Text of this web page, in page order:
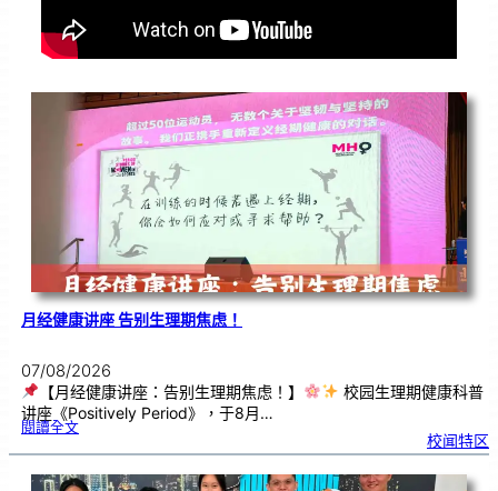
月经健康讲座 告别生理期焦虑！
07/08/2026
【月经健康讲座：告别生理期焦虑！】
校园生理期健康科普
讲座《Positively Period》，于8月…
閱讀全文:月
康
座
告
校闻特区